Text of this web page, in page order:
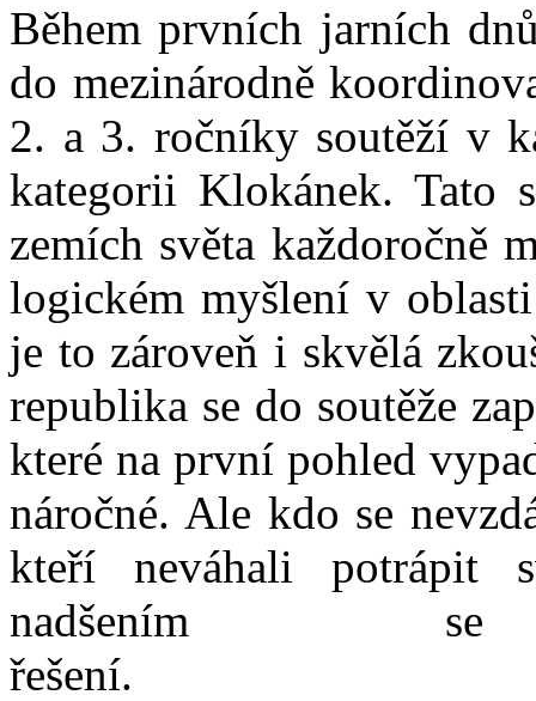
Během prvních jarních
do mezinárodně
2. a 3. ročníky soutěží v
kategorii Klokánek. Tato
zemích světa každoročně
logickém myšlení v
je to zároveň i skvělá
republika se do soutěže
které na první pohled
náročné. Ale kdo se
kteří neváhali potrápit